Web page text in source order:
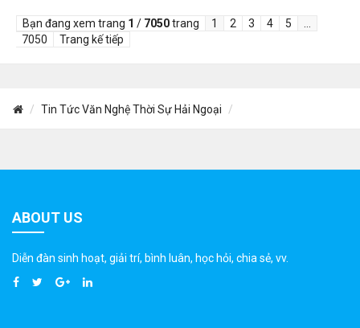
Bạn đang xem trang 1 / 7050trang 1 2 3 4 5
7050
Trang kế tiếp
Tin Tức Văn Nghệ Thời Sự Hải Ngoại
ABOUT US
Diễn đàn sinh hoạt, giải trí, bình luân, học hỏi, chia sẻ, vv.